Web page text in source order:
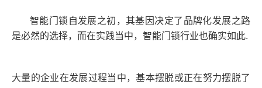
智能门锁自发展之初，其基因决定了品牌化发展之路
是必然的选择，而在实践当中，智能门锁行业也确实如此.
大量的企业在发展过程当中，基本摆脱或正在努力摆脱了